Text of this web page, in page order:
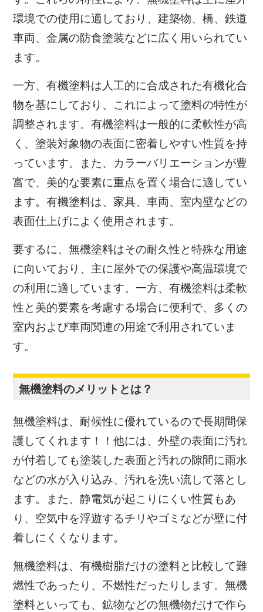
環境での使用に適しており、建築物、橋、鉄道
車両、金属の防食塗装などに広く用いられてい
ます。
一方、有機塗料は人工的に合成された有機化合
物を基にしており、これによって塗料の特性が
調整されます。有機塗料は一般的に柔軟性が高
く、塗装対象物の表面に密着しやすい性質を持
っています。また、カラーバリエーションが豊
富で、美的な要素に重点を置く場合に適してい
ます。有機塗料は、家具、車両、室内壁などの
表面仕上げによく使用されます。
要するに、無機塗料はその耐久性と特殊な用途
に向いており、主に屋外での保護や高温環境で
の利用に適しています。一方、有機塗料は柔軟
性と美的要素を考慮する場合に便利で、多くの
室内および車両関連の用途で利用されていま
す。
無機塗料のメリットとは？
無機塗料は、耐候性に優れているので長期間保
護してくれます！！他には、外壁の表面に汚れ
が付着しても塗装した表面と汚れの隙間に雨水
などの水が入り込み、汚れを洗い流して落とし
ます。
また、静電気が起こりにくい性質もあ
り、 空気中を浮遊するチリやゴミなどが壁に付
着しにくくなります。
無機塗料は、有機樹脂だけの塗料と比較して難
燃性であったり、不燃性だったりします。無機
塗料といっても、鉱物などの無機物だけで作ら